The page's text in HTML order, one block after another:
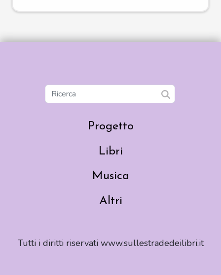
Progetto
Libri
Musica
Altri
Tutti i diritti riservati www.sullestradedeilibri.it